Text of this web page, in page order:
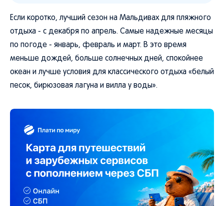
Если коротко, лучший сезон на Мальдивах для пляжного
отдыха - с декабря по апрель. Самые надежные месяцы
по погоде - январь, февраль и март. В это время
меньше дождей, больше солнечных дней, спокойнее
океан и лучше условия для классического отдыха «белый
песок, бирюзовая лагуна и вилла у воды».